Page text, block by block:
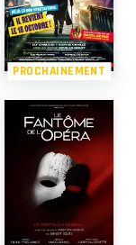
PROCHAINEMENT